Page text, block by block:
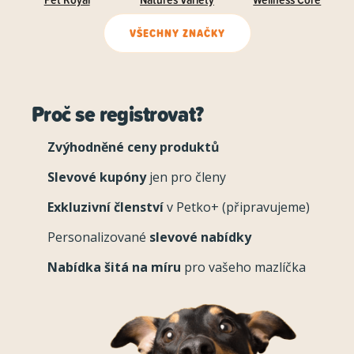
VŠECHNY ZNAČKY
Proč se registrovat?
Zvýhodněné ceny produktů
Slevové kupónyjen pro členy
Exkluzivní členstvív Petko+ (připravujeme)
Personalizované slevové nabídky
Nabídka šitá na míru pro vašeho mazlíčka